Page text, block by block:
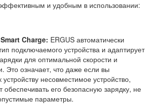
и удобным в использовании:
Charge: ERGUS автоматически
подключаемого устройства и адаптирует
для оптимальной скорости и
Это означает, что даже если вы
устройству несовместимое устройство,
обеспечивать его безопасную зарядку, не
параметры.